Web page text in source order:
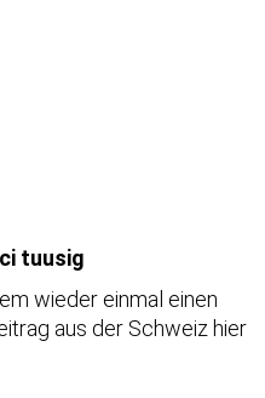
tuusig
wieder einmal einen
aus der Schweiz hier